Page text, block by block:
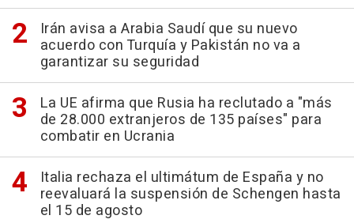
Irán avisa a Arabia Saudí que su nuevo
acuerdo con Turquía y Pakistán no va a
garantizar su seguridad
La UE afirma que Rusia ha reclutado a "más
de 28.000 extranjeros de 135 países" para
combatir en Ucrania
Italia rechaza el ultimátum de España y no
reevaluará la suspensión de Schengen hasta
el 15 de agosto